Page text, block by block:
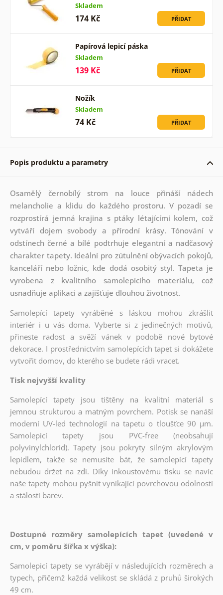
Skladem
174 Kč PŘIDAT
Papírová lepicí páska
Skladem
139 Kč PŘIDAT
Nožík
Skladem
74 Kč PŘIDAT
Popis produktu a parametry
Osamělý černobílý strom na louce přináší nádech
melancholie a klidu do každého prostoru. V pozadí se
rozprostírá jemná krajina s ptáky létajícími kolem, což
vytváří dojem svobody a přírodní krásy. Tónování v
odstínech černé a bílé podtrhuje elegantní a nadčasový
charakter tapety. Ideální pro zútulnění obývacích pokojů,
kanceláří nebo ložnic, kde dodá osobitý styl. Tapeta je
vyrobena z kvalitního samolepícího materiálu, což
usnadňuje aplikaci a zajišťuje dlouhou životnost.
Samolepící tapety vyráběné s láskou mohou zkrášlit
interiér i u vás doma. Vyberte si z jedinečných motivů,
přineste radost a svěží vánek v podobě nové bytové
dekorace. I prostřednictvím samolepících tapet si dokážete
vytvořit domov, do kterého se budete rádi vracet.
Tisk nejvyšší kvality
Samolepící tapety jsou tištěny na kvalitní materiál s
jemnou strukturou a matným povrchem. Potisk se nanáší
moderní UV-led technologií na tapetu o tloušťce 90 µm.
Samolepicí tapety jsou PVC-free (neobsahují
polyvinylchlorid). Tapety jsou pokryty silným akrylovým
lepidlem, takže se nemusíte bát, že samolepící tapety
nebudou držet na zdi. Díky inkoustovému tisku se navíc
naše tapety mohou pyšnit vynikající povrchovou odolností
a stálostí barev.
Dostupné rozměry samolepících tapet (uvedené v
cm, v poměru šířka x výška):
Samolepicí tapety se vyrábějí v následujících rozměrech a
typech, přičemž každá velikost se skládá z pruhů širokých
49 cm.